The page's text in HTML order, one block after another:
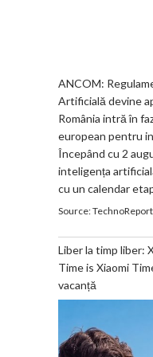
ANCOM:
Artificială devine
România intră în
european pentru
Începând cu 2
inteligența
cu un calendar
Source:
Liber la timp liber:
Time is Xiaomi
vacanță